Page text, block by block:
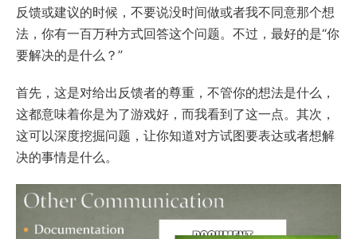
反馈或建议的时候，不要说没时间做或者我不同意那个想
法，你有一百万种方式回答这个问题。不过，最好的是“你
要解决的是什么？”
首先，这是对给出反馈者的尊重，不管你的想法是什么，
这都意味着你是为了游戏好，而我看到了这一点。其次，
这可以深度挖掘问题，让你知道对方试图要表达或者想解
决的事情是什么。